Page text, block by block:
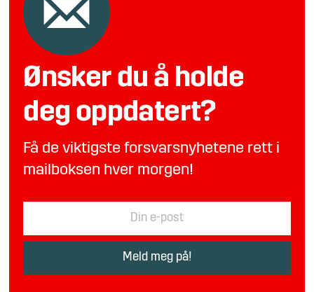
Ønsker du å holde
deg oppdatert?
Få de viktigste forsvarsnyhetene rett i
mailboksen hver morgen!